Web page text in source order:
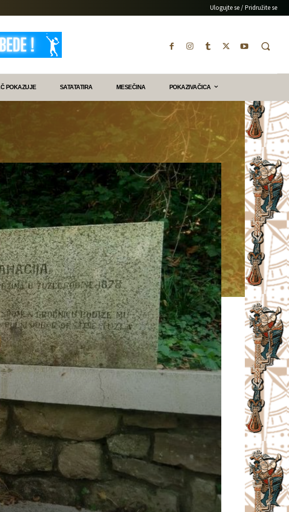
Ulogujte se / Pridružite se
POKAZUJE SATATATIRA MESEČINA POKAZIVAČICA